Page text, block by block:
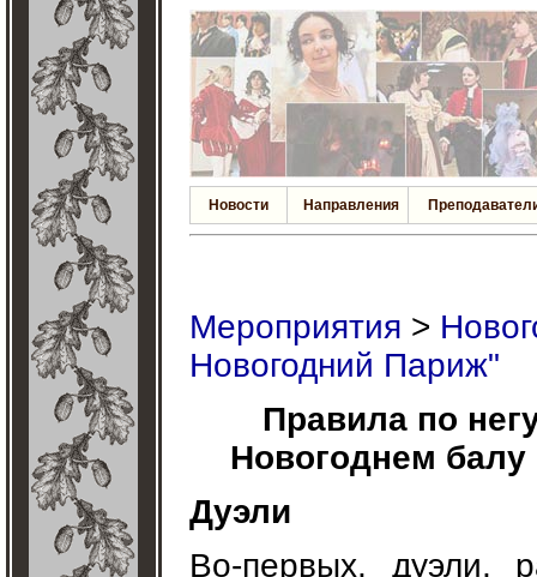
Новости Направления
Мероприятия >
Новогодний Париж"
Правила по
Новогоднем
Дуэли
Во-первых, дуэли,